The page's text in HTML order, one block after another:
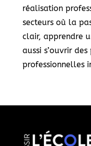
réalisation
secteurs où la
clair, apprendre
aussi s’ouvrir
professionnelles